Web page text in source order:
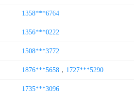
1358***6764
1356***0222
1508***3772
1876***5658 ， 1727***5290
1735***3096